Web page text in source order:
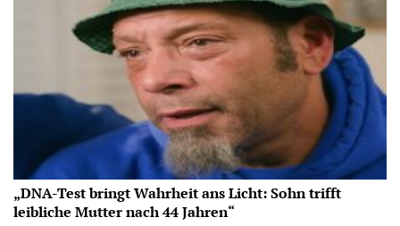
„DNA-Test bringt Wahrheit ans Licht: Sohn trifft
leibliche Mutter nach 44 Jahren“